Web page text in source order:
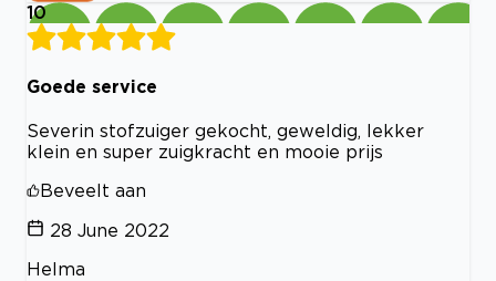
10
Goede service
Severin stofzuiger gekocht, geweldig, lekker
klein en super zuigkracht en mooie prijs
Beveelt aan
28 June 2022
Helma